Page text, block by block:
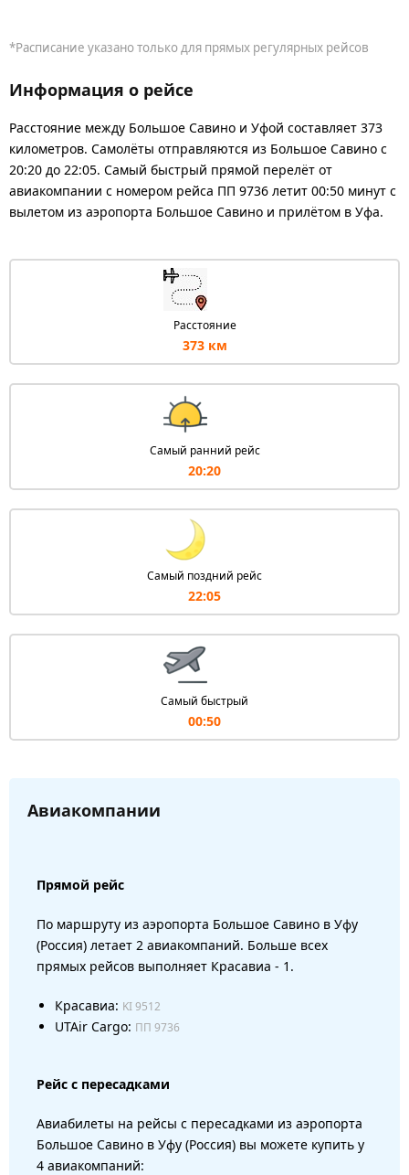
*Расписание указано только для прямых регулярных рейсов
Информация о рейсе
Расстояние между Большое Савино и Уфой составляет 373
километров. Самолёты отправляются из Большое Савино с
20:20 до 22:05. Самый быстрый прямой перелёт от
авиакомпании с номером рейса ПП 9736 летит 00:50 минут с
вылетом из аэропорта Большое Савино и прилётом в Уфа.
Расстояние
373 км
Самый ранний рейс
20:20
Самый поздний рейс
22:05
Самый быстрый
00:50
Авиакомпании
Прямой рейс
По маршруту из аэропорта Большое Савино в Уфу
(Россия) летает 2 авиакомпаний. Больше всех
прямых рейсов выполняет Красавиа - 1.
Красавиа: KI 9512
UTAir Cargo: ПП 9736
Рейс с пересадками
Авиабилеты на рейсы с пересадками из аэропорта
Большое Савино в Уфу (Россия) вы можете купить у
4 авиакомпаний: